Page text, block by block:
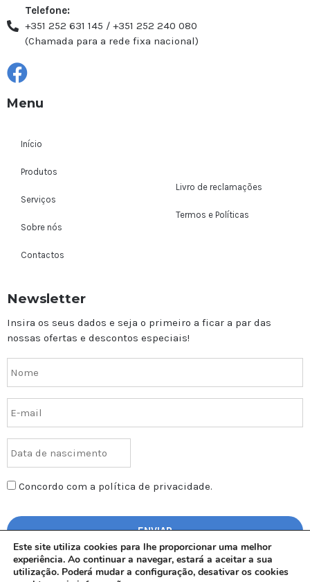
Telefone:
+351 252 631 145 / +351 252 240 080
(Chamada para a rede fixa nacional)
Menu
Início
Produtos
Serviços
Sobre nós
Contactos
Livro de reclamações
Termos e Políticas
Newsletter
Insira os seus dados e seja o primeiro a ficar a par das
nossas ofertas e descontos especiais!
Concordo com a política de privacidade.
Este site utiliza cookies para lhe proporcionar uma melhor
experiência. Ao continuar a navegar, estará a aceitar a sua
utilização. Poderá mudar a configuração, desativar os cookies